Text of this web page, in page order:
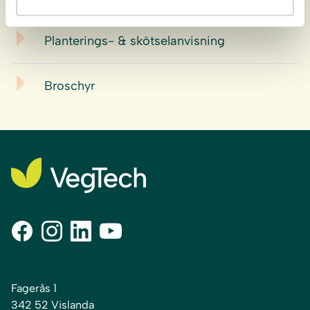
Planterings- & skötselanvisning
Broschyr
Fagerås 1
342 52 Vislanda